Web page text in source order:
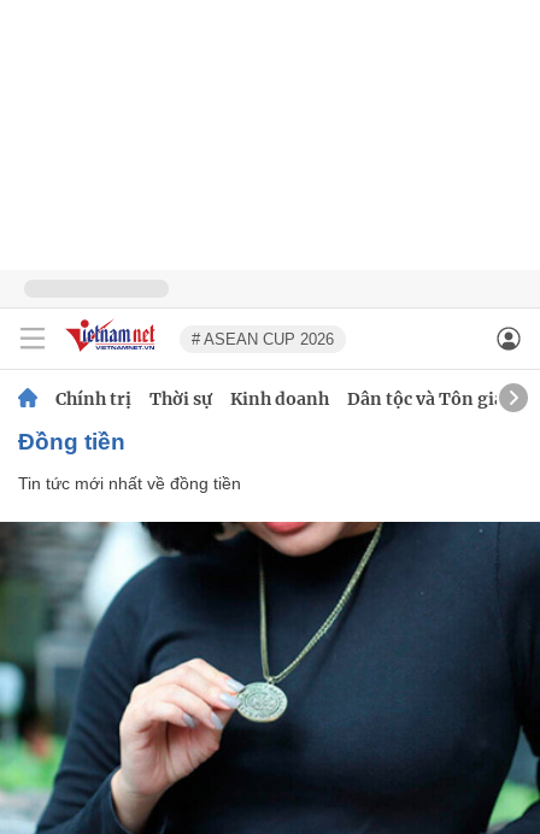
# ASEAN CUP 2026
Chính trị Thời sự Kinh doanh Dân tộc và Tôn giáo
đồng tiền
Tin tức mới nhất về đồng tiền